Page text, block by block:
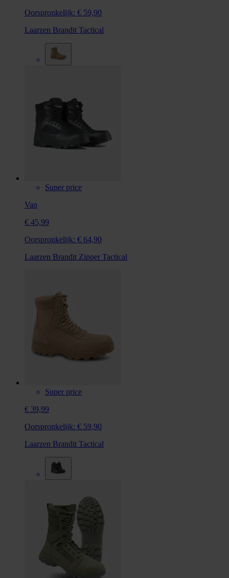
Oorspronkelijk: € 59,90
Laarzen Brandit Tactical
Super price
Van
€ 45,99
Oorspronkelijk: € 64,90
Laarzen Brandit Zipper Tactical
Super price
€ 39,99
Oorspronkelijk: € 59,90
Laarzen Brandit Tactical